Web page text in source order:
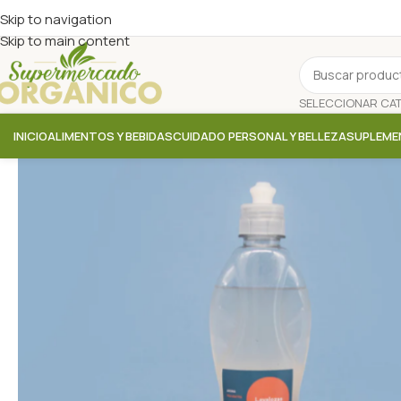
Skip to navigation
Skip to main content
INICIOALIMENTOS Y BEBIDASCUIDADO PERSONAL Y BELLEZA